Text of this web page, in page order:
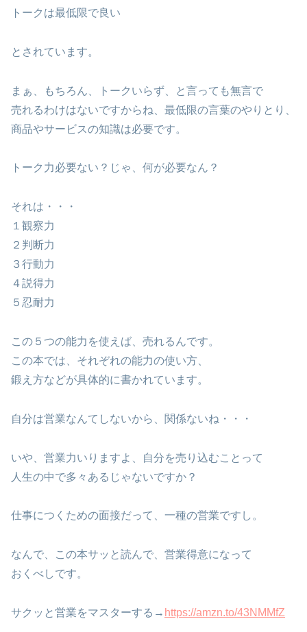
トークは最低限で良い
とされています。
まぁ、もちろん、トークいらず、と言っても無言で
売れるわけはないですからね、最低限の言葉のやりとり、
商品やサービスの知識は必要です。
トーク力必要ない？じゃ、何が必要なん？
それは・・・
１観察力
２判断力
３行動力
４説得力
５忍耐力
この５つの能力を使えば、売れるんです。
この本では、それぞれの能力の使い方、
鍛え方などが具体的に書かれています。
自分は営業なんてしないから、関係ないね・・・
いや、営業力いりますよ、自分を売り込むことって
人生の中で多々あるじゃないですか？
仕事につくための面接だって、一種の営業ですし。
なんで、この本サッと読んで、営業得意になって
おくべしです。
サクッと営業をマスターする→ https://amzn.to/43NMMfZ